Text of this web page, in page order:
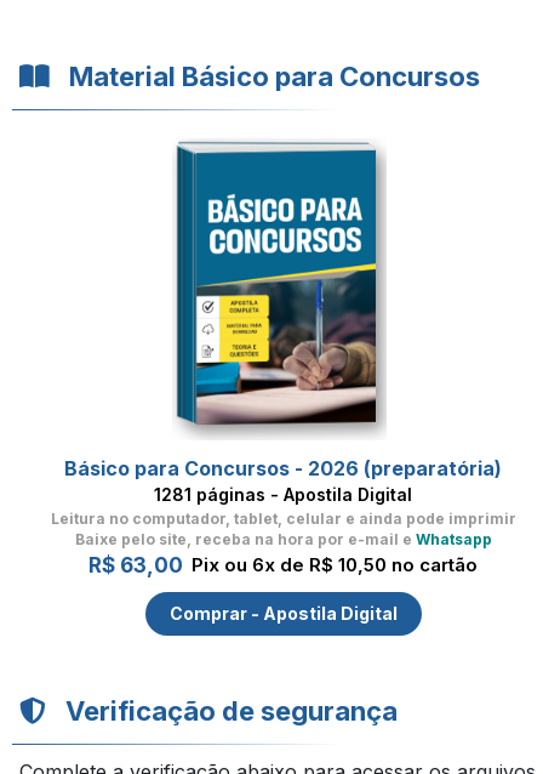
Material Básico para Concursos
Básico para Concursos - 2026 (preparatória)
1281 páginas - Apostila Digital
Leitura no computador, tablet, celular e ainda pode imprimir
Baixe pelo site, receba na hora por e-mail e Whatsapp
R$ 63,00 Pix ou 6x de R$ 10,50 no cartão
Comprar - Apostila Digital
Verificação de segurança